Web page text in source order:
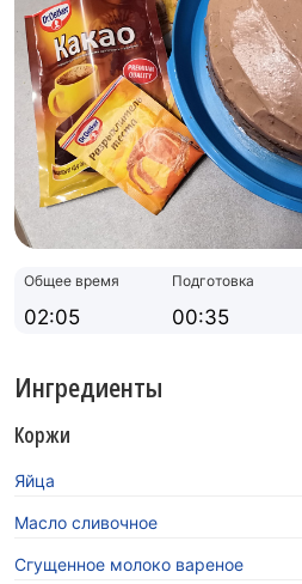
Общее время
02:05
Подготовка
00:35
Ингредиенты
Коржи
Яйца
Масло сливочное
Сгущенное молоко вареное